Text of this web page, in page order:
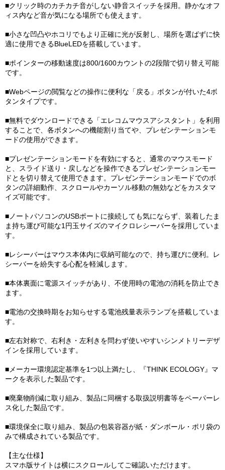
■クリック時のカチカチ音がしない静音スイッチを採用。静かなオフ
ィス内など音が気になる場所でも使えます。
■小さな凹凸やホコリでもより正確に光が反射し、場所を選ばずに快
適に使用できるBlueLEDを搭載しています。
■ポインターの移動速度は800/1600カウントの2段階で切り替え可能
です。
■Webページの閲覧などの操作に便利な「戻る」ボタンが付いた4ボ
タンタイプです。
■無料でダウンロードできる「エレコムマウスアシスタント」を利用
することで、各ボタンへの機能割り当てや、プレゼンテーションモ
ードの使用ができます。
■プレゼンテーションモードを有効にすると、通常のマウスモード
と、スライド送り・戻しなどを操作できるプレゼンテーションモー
ドとを切り替えて使用できます。プレゼンテーションモードでのボ
タンの詳細動作、スクロールやカーソル移動の無効などをカスタマ
イズ可能です。
■ノートパソコンのUSBポートに接続しても気にならず、装着したま
ま持ち運び可能な1円玉サイズのマイクロレシーバーを採用していま
す。
■レシーバーはマウス本体内に収納可能なので、持ち運びに便利。レ
シーバーを紛失する心配を軽減します。
■本体裏面に電源スイッチがあり、不使用時の電池の消耗を防止でき
ます。
■電池の交換時期をお知らせする電池残量表示ランプを搭載していま
す。
■左右対称で、右利き・左利きを問わず使いやすいシンメトリーデザ
インを採用しています。
■メーカー環境認定基準を1つ以上満たし、『THINK ECOLOGY』マ
ークを表示した製品です。
■廃棄物削減に取り組み、製品に同梱する取扱説明書等をペーパーレ
ス化した製品です。
■環境保全に取り組み、製品の包装容器が紙・ダンボール・ポリ袋の
みで構成されている製品です。
【主な仕様】
スマホ版サイトは横にスクロールしてご確認いただけます。